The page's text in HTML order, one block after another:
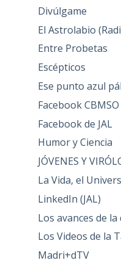
Divúlgame
El Astrolabio
Entre Probetas
Escépticos
Ese punto azul
Facebook CBMSO
Facebook de JAL
Humor y Ciencia
JÓVENES Y
La Vida, el
LinkedIn (JAL)
Los avances de la
Los Videos de la
Madri+dTV